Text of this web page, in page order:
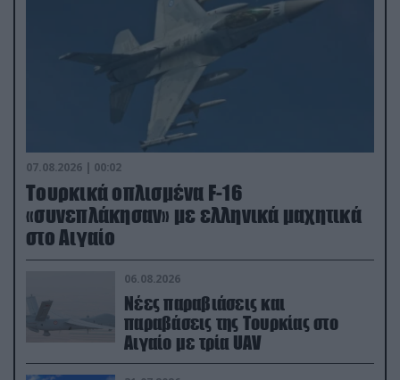
07.08.2026 | 00:02
Τουρκικά οπλισμένα F-16
«συνεπλάκησαν» με ελληνικά μαχητικά
στο Αιγαίο
06.08.2026
Νέες παραβιάσεις και
παραβάσεις της Τουρκίας στο
Αιγαίο με τρία UAV